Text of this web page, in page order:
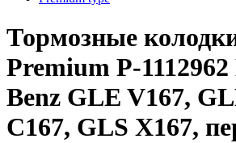
Тормозные
Premium P-1112962
Benz GLE V167,
C167, GLS X167,